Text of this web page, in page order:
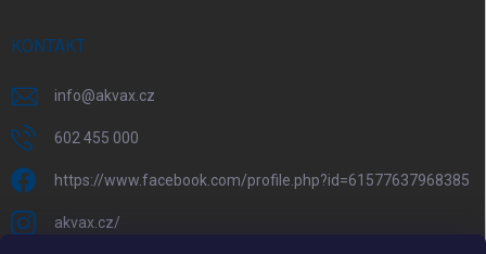
KONTAKT
info@akvax.cz
602 455 000
https://www.facebook.com/profile.php?id=61577637968385
akvax.cz/